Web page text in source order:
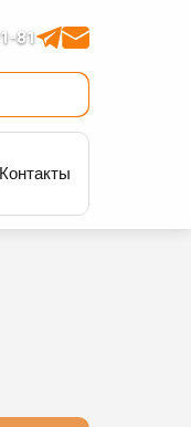
81
Контакты